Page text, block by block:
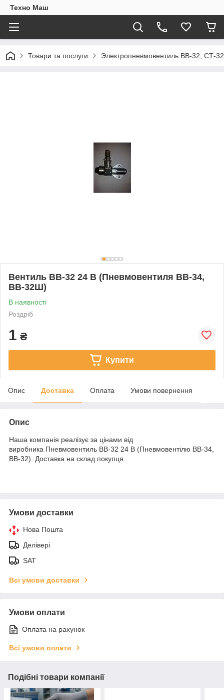
Техно Маш
Товари та послуги Электропневмовентиль ВВ-32, СТ-
Вентиль ВВ-32 24 В (Пневмовентиля ВВ-34,
ВВ-32Ш)
В наявності
Роздріб
1 ₴
Купити
Опис Доставка Оплата Умови повернення
Опис
Наша компанія реалізує за цінами від
виробника Пневмовентиль ВВ-32 24 В (Пневмовентілю ВВ-34,
ВВ-32). Доставка на склад покупця.
Умови доставки
Нова Пошта
Делівері
SAT
Всі умови доставки
Умови оплати
Оплата на рахунок
Всі умови оплати
Подібні товари компанії